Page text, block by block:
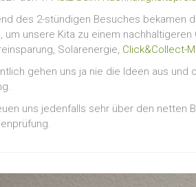
des 2-stündigen Besuches bekamen
um unsere Kita zu einem
Solarenergie, Click&Collect-
gehen uns ja nie die Ideen aus
uns jedenfalls sehr über den netten